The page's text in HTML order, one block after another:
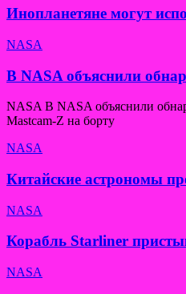
Инопланетяне могут
NASA
В NASA объяснили
NASA В NASA объяснили
Mastcam-Z на борту
NASA
Китайские астрономы
NASA
Корабль Starliner
NASA